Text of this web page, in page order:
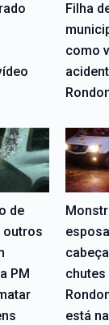
Filha
como
de
outros
PM
chutes
está